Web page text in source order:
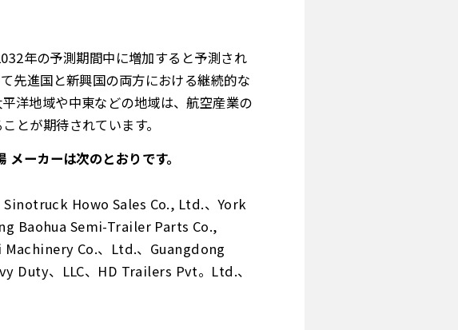
年の予測期間中に増加すると予測され
先進国と新興国の両方における継続的な
洋地域や中東などの地域は、航空産業の
とが期待されています。
ーカーは次のとおりです。
Sinotruck Howo Sales Co., Ltd.、York
Baohua Semi-Trailer Parts Co.,
Co.、Ltd.、Guangdong
Duty、LLC、HD Trailers Pvt。 Ltd.、